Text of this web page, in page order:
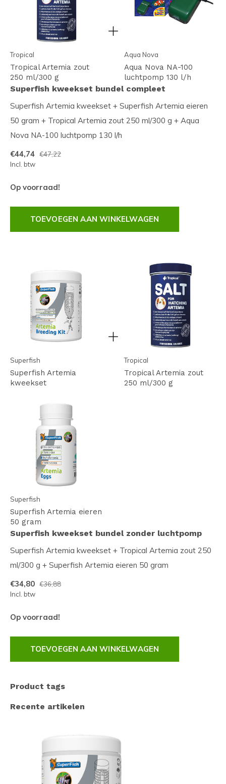
Tropical
Tropical Artemia zout
250 ml/300 g
Aqua Nova
Aqua Nova NA-100
luchtpomp 130 l/h
Superfish kweekset bundel compleet
Superfish Artemia kweekset + Superfish Artemia eieren
50 gram + Tropical Artemia zout 250 ml/300 g + Aqua
Nova NA-100 luchtpomp 130 l/h
€44,74 €47,22
Incl. btw
Op voorraad!
TOEVOEGEN AAN WINKELWAGEN
Superfish
Superfish Artemia
kweekset
Tropical
Tropical Artemia zout
250 ml/300 g
Superfish
Superfish Artemia eieren
50 gram
Superfish kweekset bundel zonder luchtpomp
Superfish Artemia kweekset + Tropical Artemia zout 250
ml/300 g + Superfish Artemia eieren 50 gram
€34,80 €36,88
Incl. btw
Op voorraad!
TOEVOEGEN AAN WINKELWAGEN
Product tags
Recente artikelen